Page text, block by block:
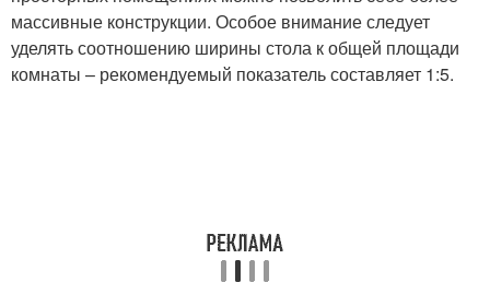
массивные конструкции. Особое внимание следует
уделять соотношению ширины стола к общей площади
комнаты – рекомендуемый показатель составляет 1:5.